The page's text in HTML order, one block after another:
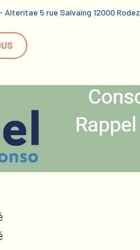
- Alteritae 5 rue Salvaing 12000 Rodez